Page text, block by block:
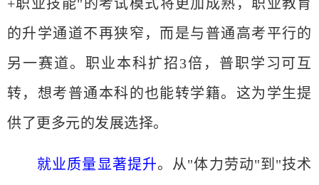
+职业技能"的考试模式将更加成熟，职业教育
的升学通道不再狭窄，而是与普通高考平行的
另一赛道。职业本科扩招3倍，普职学习可互
转，想考普通本科的也能转学籍。这为学生提
供了更多元的发展选择。
就业质量显著提升。从"体力劳动"到"技术